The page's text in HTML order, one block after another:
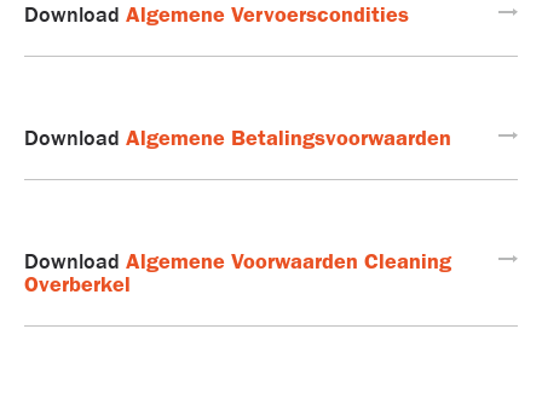
Download Algemene Vervoerscondities
Download Algemene Betalingsvoorwaarden
Download Algemene Voorwaarden Cleaning
Overberkel